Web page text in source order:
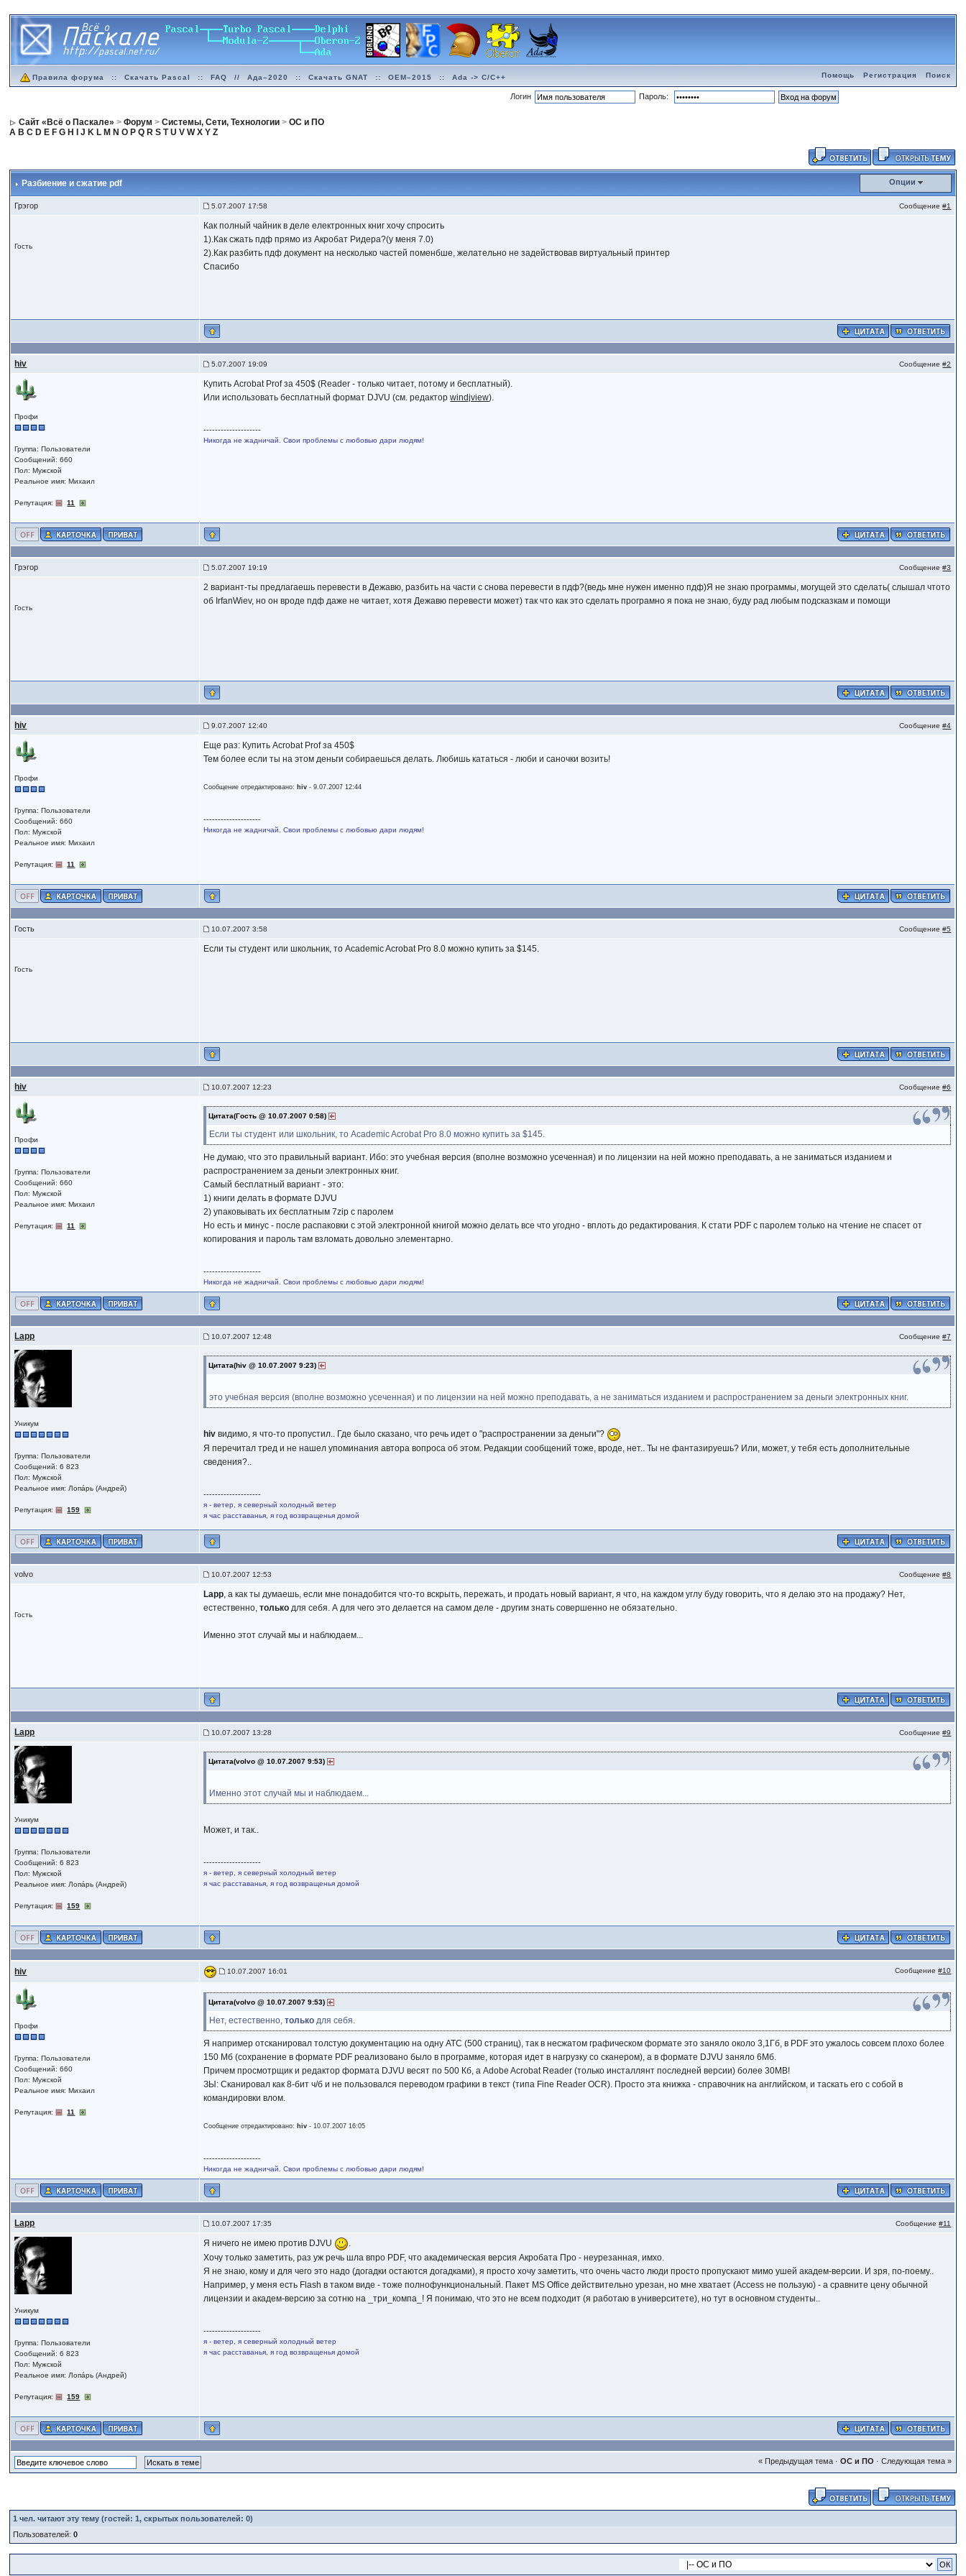
Правила форума :: Скачать Pascal :: FAQ // Ада–2020 :: Скачать GNAT :: OEM–2015 :: Ada -> C/C++ Помощь Регистрация Поиск
Логин Пароль:
Сайт «Всё о Паскале» >Форум >Системы, Сети, Технологии >ОС и ПО
A B C D E F G H J K L M N O P Q R S T U V W X Y Z
Разбиение и сжатие pdf Опции
Грэгор 5.07.2007 17:58 Сообщение#1
Гость
Как полный чайник в деле електронных книг хочу спросить
1).Как сжать пдф прямо из Акробат Ридера?(у меня 7.0)
2).Как разбить пдф документ на несколько частей поменбше, желательно не задействовав виртуальный принтер
Спасибо
hiv 5.07.2007 19:09 Сообщение#2
Профи
Группа: Пользователи
Сообщений: 660
Пол: Мужской
Реальное имя: Михаил
Репутация: 11
Купить Acrobat Prof за 450$ (Reader - только читает, потому и бесплатный).
Или использовать бесплатный формат DJVU (см. редакторwindjview).
--------------------
Никогда не жадничай. Свои проблемы с любовью дари людям!
Грэгор 5.07.2007 19:19 Сообщение#3
Гость
2 вариант-ты предлагаешь перевести в Дежавю, разбить на части с снова перевести в пдф?(ведь мне нужен именно пдф)Я не знаю программы, могущей это сделать( слышал чтото
об IrfanWiev, но он вроде пдф даже не читает, хотя Дежавю перевести может) так что как это сделать програмно я пока не знаю, буду рад любым подсказкам и помощи
hiv 9.07.2007 12:40 Сообщение#4
Профи
Группа: Пользователи
Сообщений: 660
Пол: Мужской
Реальное имя: Михаил
Репутация: 11
Еще раз: Купить Acrobat Prof за 450$
Тем более если ты на этом деньги собираешься делать. Любишь кататься - люби и саночки возить!
Сообщение отредактировано: hiv -9.07.2007 12:44
--------------------
Никогда не жадничай. Свои проблемы с любовью дари людям!
Гость 10.07.2007 3:58 Сообщение#5
Гость
Если ты студент или школьник, то Academic Acrobat Pro 8.0 можно купить за $145.
hiv 10.07.2007 12:23 Сообщение#6
Профи
Группа: Пользователи
Сообщений: 660
Пол: Мужской
Реальное имя: Михаил
Репутация: 11
Цитата(Гость @ 10.07.2007 0:58)
Если ты студент или школьник, то Academic Acrobat Pro 8.0 можно купить за $145.
Не думаю, что это правильный вариант. Ибо: это учебная версия (вполне возможно усеченная) и по лицензии на ней можно преподавать, а не заниматься изданием и
распространением за деньги электронных книг.
Самый бесплатный вариант - это:
1) книги делать в формате DJVU
2) упаковывать их бесплатным 7zip с паролем
Но есть и минус - после распаковки с этой электронной книгой можно делать все что угодно - вплоть до редактирования. К стати PDF с паролем только на чтение не спасет от
копирования и пароль там взломать довольно элементарно.
--------------------
Никогда не жадничай. Свои проблемы с любовью дари людям!
Lapp 10.07.2007 12:48 Сообщение#7
Уникум
Группа: Пользователи
Сообщений: 6 823
Пол: Мужской
Реальное имя: Лопáрь (Андрей)
Репутация: 159
Цитата(hiv @ 10.07.2007 9:23)
это учебная версия (вполне возможно усеченная) и по лицензии на ней можно преподавать, а не заниматься изданием и распространением за деньги электронных книг.
hiv видимо, я что-то пропустил.. Где было сказано, что речь идет о "распространении за деньги"?
Я перечитал тред и не нашел упоминания автора вопроса об этом. Редакции сообщений тоже, вроде, нет.. Ты не фантазируешь? Или, может, у тебя есть дополнительные
сведения?..
--------------------
я - ветер, я северный холодный ветер
я час расставанья, я год возвращенья домой
volvo 10.07.2007 12:53 Сообщение#8
Гость
Lapp, а как ты думаешь, если мне понадобится что-то вскрыть, пережать, и продать новый вариант, я что, на каждом углу буду говорить, что я делаю это на продажу? Нет,
естественно,только для себя. А для чего это делается на самом деле - другим знать совершенно не обязательно.
Именно этот случай мы и наблюдаем...
Lapp 10.07.2007 13:28 Сообщение#9
Уникум
Группа: Пользователи
Сообщений: 6 823
Пол: Мужской
Реальное имя: Лопáрь (Андрей)
Репутация: 159
Цитата(volvo @ 10.07.2007 9:53)
Именно этот случай мы и наблюдаем...
Может, и так..
--------------------
я - ветер, я северный холодный ветер
я час расставанья, я год возвращенья домой
hiv 10.07.2007 16:01 Сообщение#10
Профи
Группа: Пользователи
Сообщений: 660
Пол: Мужской
Реальное имя: Михаил
Репутация: 11
Цитата(volvo @ 10.07.2007 9:53)
Нет, естественно,только для себя.
Я например отсканировал толстую документацию на одну АТС (500 страниц), так в несжатом графическом формате это заняло около 3,1Гб, в PDF это ужалось совсем плохо более
150 Мб (сохранение в формате PDF реализовано было в программе, которая идет в нагрузку со сканером), а в формате DJVU заняло 6Мб.
Причем просмотрщик и редактор формата DJVU весят по 500 Кб, а Adobe Acrobat Reader (только инсталлянт последней версии) более 30MB!
ЗЫ: Сканировал как 8-бит ч/б и не пользовался переводом графики в текст (типа Fine Reader OCR). Просто эта книжка - справочник на английском, и таскать его с собой в
командировки влом.
Сообщение отредактировано: hiv -10.07.2007 16:05
--------------------
Никогда не жадничай. Свои проблемы с любовью дари людям!
Lapp 10.07.2007 17:35 Сообщение#11
Уникум
Группа: Пользователи
Сообщений: 6 823
Пол: Мужской
Реальное имя: Лопáрь (Андрей)
Репутация: 159
Я ничего не имею против DJVU
.
Хочу только заметить, раз уж речь шла впро PDF, что академическая версия Акробата Про - неурезанная, имхо.
Я не знаю, кому и для чего это надо (догадки остаются догадками), я просто хочу заметить, что очень часто люди просто пропускают мимо ушей академ-версии. И зря, по-поему..
Например, у меня есть Flash в таком виде - тоже полнофункциональный. Пакет MS Office действительно урезан, но мне хватает (Access не пользую) - а сравните цену обычной
лицензии и академ-версию за сотню на _три_компа_! Я понимаю, что это не всем подходит (я работаю в университете), но тут в основном студенты..
--------------------
я - ветер, я северный холодный ветер
я час расставанья, я год возвращенья домой
« Предыдущая тема· ОС и ПО · Следующая тема »
1 чел. читают эту тему (гостей: 1, скрытых пользователей: 0)
Пользователей:0